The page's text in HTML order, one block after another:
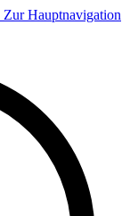
Zur Hauptnavigation